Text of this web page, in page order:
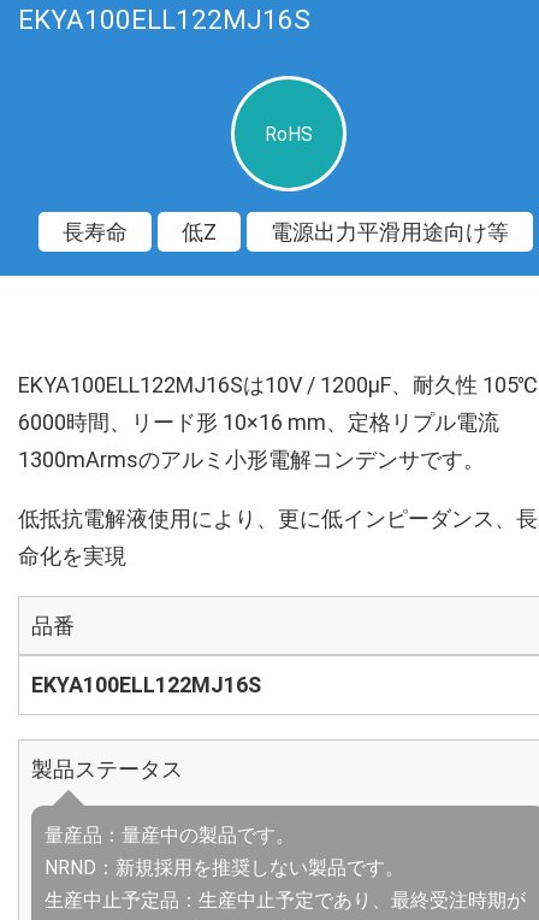
EKYA100ELL122MJ16S
RoHS
長寿命 低Z 電源出力平滑用途向け等
EKYA100ELL122MJ16Sは10V / 1200µF、耐久性 105℃
6000時間、リード形 10×16 mm、定格リプル電流
1300mArmsのアルミ小形電解コンデンサです。
低抵抗電解液使用により、更に低インピーダンス、
命化を実現
品番
EKYA100ELL122MJ16S
製品ステータス
量産品：量産中の製品です。
NRND：新規採用を推奨しない製品です。
生産中止予定品：生産中止予定であり、最終受注時期が